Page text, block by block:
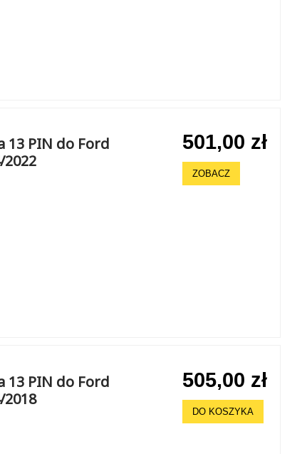
13 PIN do Ford
501,00 zł
ZOBACZ
13 PIN do Ford
505,00 zł
DO KOSZYKA